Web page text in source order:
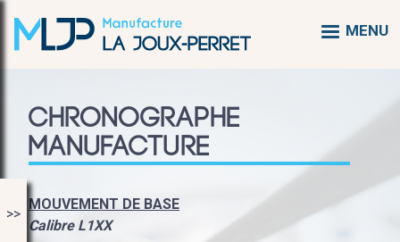
contenu
MENU
>>
Chronographe
Manufacture
MOUVEMENT DE BASE
Calibre L1XX